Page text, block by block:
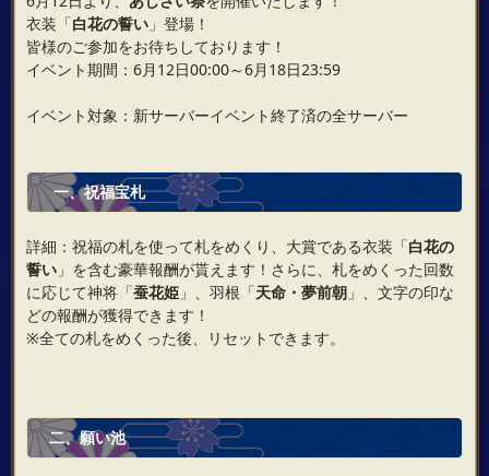
衣装「白花の誓い」登場！
皆様のご参加をお待ちしております！
イベント期間：6月12日00:00～6月18日23:59
イベント対象：新サーバーイベント終了済の全サーバー
一、祝福宝札
詳細：祝福の札を使って札をめくり、大賞である衣装「白花の
誓い」を含む豪華報酬が貰えます！さらに、札をめくった回数
に応じて神将「蚕花姫」、羽根「天命・夢前朝」、文字の印な
どの報酬が獲得できます！
※全ての札をめくった後、リセットできます。
二、願い池